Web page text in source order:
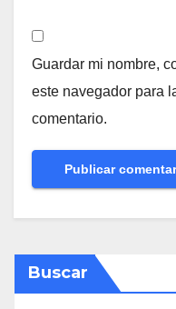
Guardar mi nombre,
este navegador para
comentario.
Buscar